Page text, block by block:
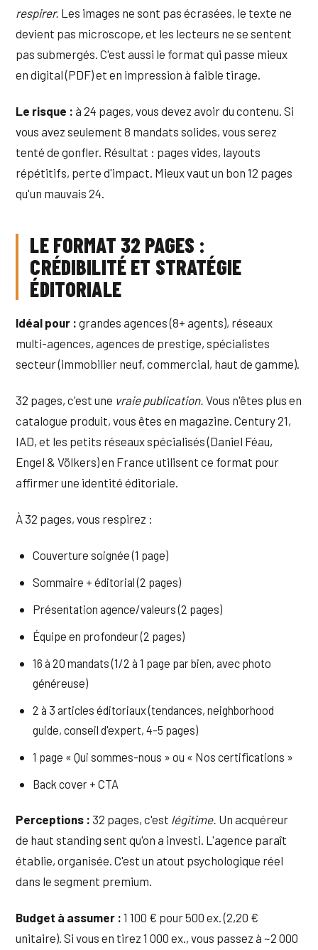
respirer. Les images ne sont pas écrasées, le texte ne
devient pas microscope, et les lecteurs ne se sentent
pas submergés. C'est aussi le format qui passe mieux
en digital (PDF) et en impression à faible tirage.
Le risque : à 24 pages, vous devez avoir du contenu. Si
vous avez seulement 8 mandats solides, vous serez
tenté de gonfler. Résultat : pages vides, layouts
répétitifs, perte d'impact. Mieux vaut un bon 12 pages
qu'un mauvais 24.
LE FORMAT 32 PAGES :
CRÉDIBILITÉ ET STRATÉGIE
ÉDITORIALE
Idéal pour : grandes agences (8+ agents), réseaux
multi-agences, agences de prestige, spécialistes
secteur (immobilier neuf, commercial, haut de gamme).
32 pages, c'est une vraie publication. Vous n'êtes plus en
catalogue produit, vous êtes en magazine. Century 21,
IAD, et les petits réseaux spécialisés (Daniel Féau,
Engel & Völkers) en France utilisent ce format pour
affirmer une identité éditoriale.
À 32 pages, vous respirez :
Couverture soignée (1 page)
Sommaire + éditorial (2 pages)
Présentation agence/valeurs (2 pages)
Équipe en profondeur (2 pages)
16 à 20 mandats (1/2 à 1 page par bien, avec photo
généreuse)
2 à 3 articles éditoriaux (tendances, neighborhood
guide, conseil d'expert, 4-5 pages)
1 page « Qui sommes-nous » ou « Nos certifications »
Back cover + CTA
Perceptions : 32 pages, c'est légitime. Un acquéreur
de haut standing sent qu'on a investi. L'agence paraît
établie, organisée. C'est un atout psychologique réel
dans le segment premium.
Budget à assumer : 1 100 € pour 500 ex. (2,20 €
unitaire). Si vous en tirez 1 000 ex., vous passez à ~2 000